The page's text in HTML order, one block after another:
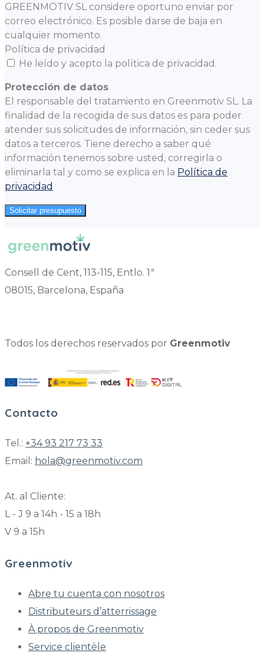
GREENMOTIV SL considere oportuno enviar por
correo electrónico. Es posible darse de baja en
cualquier momento.
Política de privacidad
He leído y acepto la política de privacidad.
Protección de datos
El responsable del tratamiento en Greenmotiv SL. La
finalidad de la recogida de sus datos es para poder
atender sus solicitudes de información, sin ceder sus
datos a terceros. Tiene derecho a saber qué
información tenemos sobre usted, corregirla o
eliminarla tal y como se explica en la Política de
privacidad
Solicitar presupuesto
Consell de Cent, 113-115, Entlo. 1ª
08015, Barcelona, España
Todos los derechos reservados por Greenmotiv
Contacto
Tel.: +34 93 217 73 33
Email: hola@greenmotiv.com
At. al Cliente:
L - J 9 a 14h - 15 a 18h
V 9 a 15h
Greenmotiv
Abre tu cuenta con nosotros
Distributeurs d’atterrissage
À propos de Greenmotiv
Service clientèle